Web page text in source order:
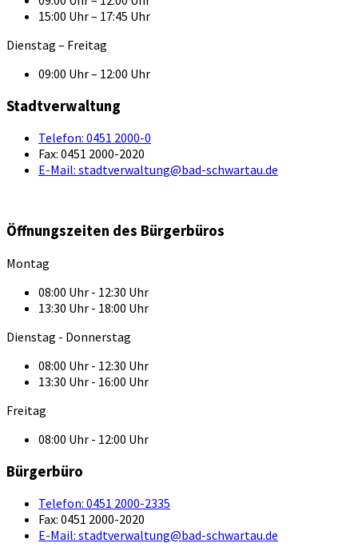
15:00 Uhr – 17:45 Uhr
Dienstag – Freitag
09:00 Uhr – 12:00 Uhr
Stadtverwaltung
Telefon: 0451 2000-0
Fax: 0451 2000-2020
E-Mail: stadtverwaltung@bad-schwartau.de
Öffnungszeiten des Bürgerbüros
Montag
08:00 Uhr - 12:30 Uhr
13:30 Uhr - 18:00 Uhr
Dienstag - Donnerstag
08:00 Uhr - 12:30 Uhr
13:30 Uhr - 16:00 Uhr
Freitag
08:00 Uhr - 12:00 Uhr
Bürgerbüro
Telefon: 0451 2000-2335
Fax: 0451 2000-2020
E-Mail: stadtverwaltung@bad-schwartau.de